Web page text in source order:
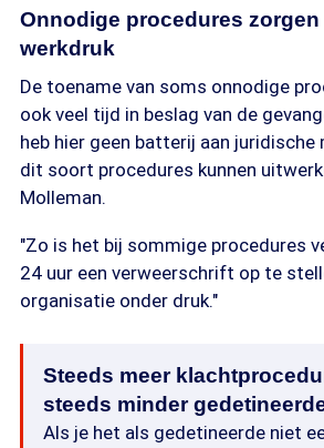
Onnodige procedures
werkdruk
De toename van soms onnodige
ook veel tijd in beslag van de
heb hier geen batterij aan juridische
dit soort procedures kunnen
Molleman.
"Zo is het bij sommige procedures
24 uur een verweerschrift op te
organisatie onder druk."
Steeds meer
steeds minder
Als je het als gedetineerde niet